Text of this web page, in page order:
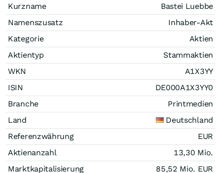
Kurzname
Bastei Luebbe
Namenszusatz
Inhaber-Akt
Kategorie
Aktien
Aktientyp
Stammaktien
WKN
A1X3YY
ISIN
DE000A1X3YY0
Branche
Printmedien
Land
Deutschland
Referenzwährung
EUR
Aktienanzahl
13,30 Mio.
Marktkapitalisierung
85,52 Mio. EUR